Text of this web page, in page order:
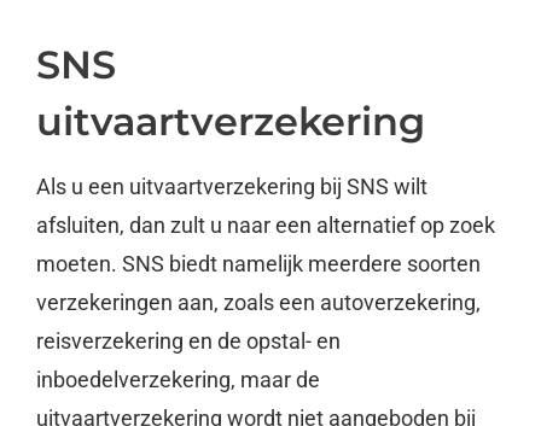
SNS
uitvaartverzekering
Als u een uitvaartverzekering bij SNS wilt
afsluiten, dan zult u naar een alternatief op zoek
moeten. SNS biedt namelijk meerdere soorten
verzekeringen aan, zoals een autoverzekering,
reisverzekering en de opstal- en
inboedelverzekering, maar de
uitvaartverzekering wordt niet aangeboden bij